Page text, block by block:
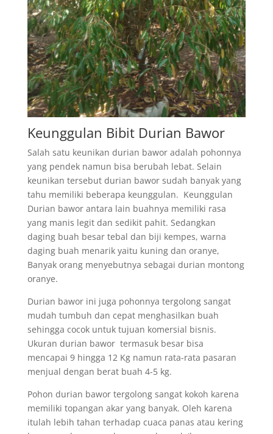
Keunggulan Bibit Durian Bawor
Salah satu keunikan durian bawor adalah pohonnya
yang pendek namun bisa berubah lebat. Selain
keunikan tersebut durian bawor sudah banyak yang
tahu memiliki beberapa keunggulan. Keunggulan
Durian bawor antara lain buahnya memiliki rasa
yang manis legit dan sedikit pahit. Sedangkan
daging buah besar tebal dan biji kempes, warna
daging buah menarik yaitu kuning dan oranye,
Banyak orang menyebutnya sebagai durian montong
oranye.
Durian bawor ini juga pohonnya tergolong sangat
mudah tumbuh dan cepat menghasilkan buah
sehingga cocok untuk tujuan komersial bisnis.
Ukuran durian bawor termasuk besar bisa
mencapai 9 hingga 12 Kg namun rata-rata pasaran
menjual dengan berat buah 4-5 kg.
Pohon durian bawor tergolong sangat kokoh karena
memiliki topangan akar yang banyak. Oleh karena
itulah lebih tahan terhadap cuaca panas atau kering